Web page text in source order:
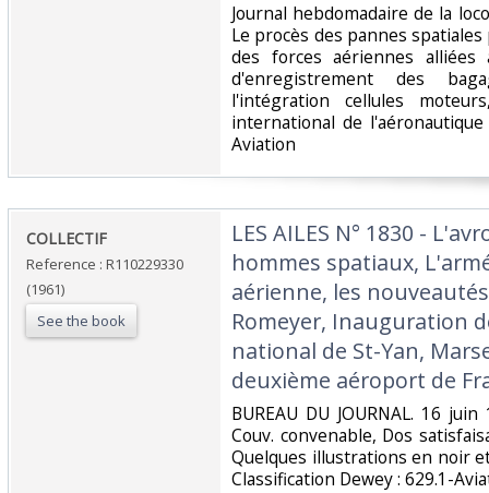
‎Journal hebdomadaire de la
Le procès des pannes
des forces aériennes
d'enregistrement des
l'intégration cellules
international de
Aviation‎
‎COLLECTIF‎
Reference : R110229330
(1961)
See the book
‎LES AILES N° 1830 -
hommes spatiaux,
aérienne, les
Romeyer, Inauguration
national de St-Yan,
deuxième aéroport de
‎BUREAU DU JOURNAL. 16
Couv. convenable, Dos
Quelques illustrations en noir
Classification Dewey : 629.1-